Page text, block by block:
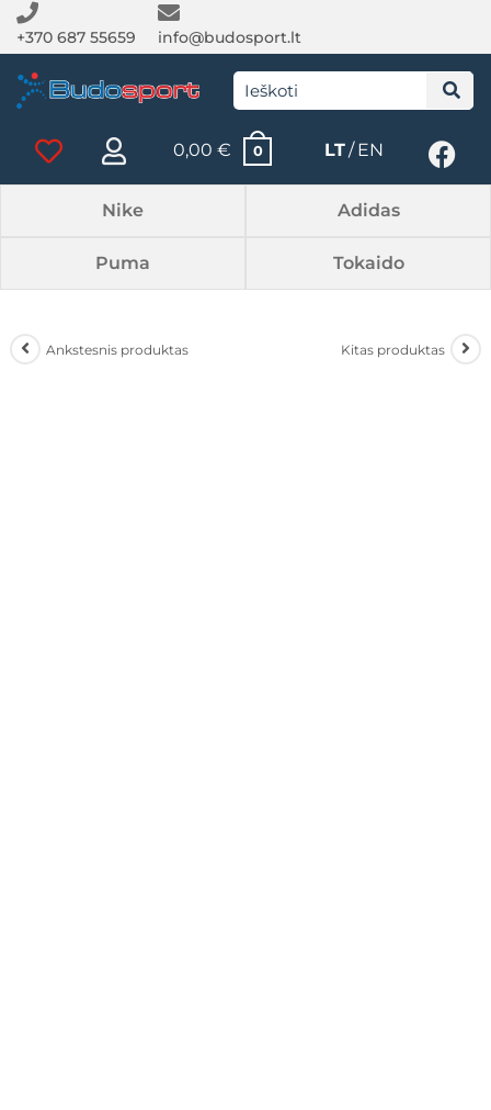
+370 687 55659 info@budosport.lt
0,00€ 0 LT EN
Nike Adidas
Puma Tokaido
Ankstesnis produktas Kitas produktas